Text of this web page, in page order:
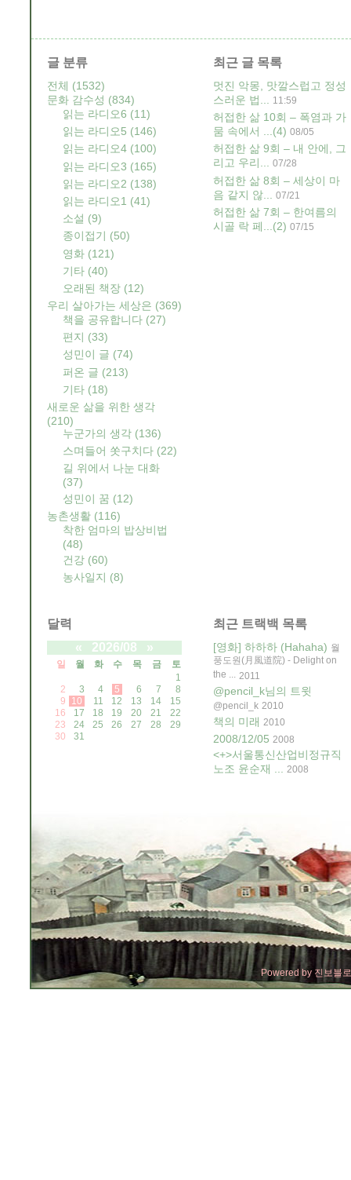
글 분류
전체 (1532)
문화 감수성 (834)
읽는 라디오6 (11)
읽는 라디오5 (146)
읽는 라디오4 (100)
읽는 라디오3 (165)
읽는 라디오2 (138)
읽는 라디오1 (41)
소설 (9)
종이접기 (50)
영화 (121)
기타 (40)
오래된 책장 (12)
우리 살아가는 세상은 (369)
책을 공유합니다 (27)
편지 (33)
성민이 글 (74)
퍼온 글 (213)
기타 (18)
새로운 삶을 위한 생각
(210)
누군가의 생각 (136)
스며들어 쏫구치다 (22)
길 위에서 나눈 대화
(37)
성민이 꿈 (12)
농촌생활 (116)
착한 엄마의 밥상비법
(48)
건강 (60)
농사일지 (8)
최근 글 목록
멋진 악몽, 맛깔스럽고 정성
스러운 법...
11:59
허접한 삶 10회 – 폭염과 가
뭄 속에서 ... (4) 08/05
허접한 삶 9회 – 내 안에, 그
리고 우리... 07/28
허접한 삶 8회 – 세상이 마
음 같지 않...
07/21
허접한 삶 7회 – 한여름의
시골 락 페... (2) 07/15
달력
«
2026/08 »
일 월 화 수 목 금
토
1
2
3 4 5 6 7
8
9
10 11 12 13 14
15
16
17 18 19 20 21
22
23
24 25 26 27 28
29
30
31
최근 트랙백 목록
[영화] 하하하 (Hahaha) 월
풍도원(月風道院) - Delight on
the ... 2011
@pencil_k님의 트윗
@pencil_k 2010
책의 미래 2010
2008/12/05 2008
<+>서울통신산업비정규직
노조 윤순재 ...
2008
Powered by 진보블